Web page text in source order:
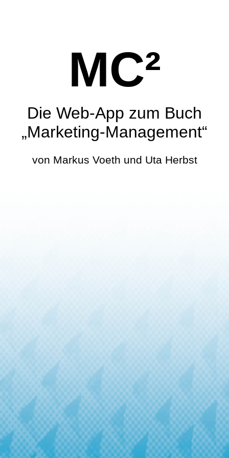
MC²
Die Web-App zum Buch
„Marketing-Management“
von Markus Voeth und Uta Herbst